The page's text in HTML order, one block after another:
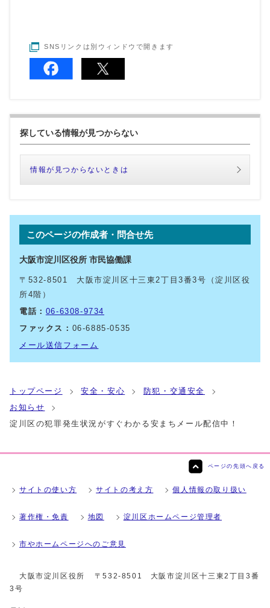
SNSリンクは別ウィンドウで開きます
探している情報が見つからない
情報が見つからないときは
このページの作成者・問合せ先
大阪市淀川区役所 市民協働課
〒532-8501 大阪市淀川区十三東2丁目3番3号（淀川区役
所4階）
電話： 06-6308-9734
ファックス： 06-6885-0535
メール送信フォーム
トップページ 安全・安心
防犯・交通安全
お知らせ
淀川区の犯罪発生状況がすぐわかる安まちメール配信中！
ページの先頭へ戻る
サイトの使い方 サイトの考え方 個人情報の取り扱い
著作権・免責 地図 淀川区ホームページ管理者
市やホームページへのご意見
大阪市淀川区役所
〒532-8501 大阪市淀川区十三東2丁目3番
3号